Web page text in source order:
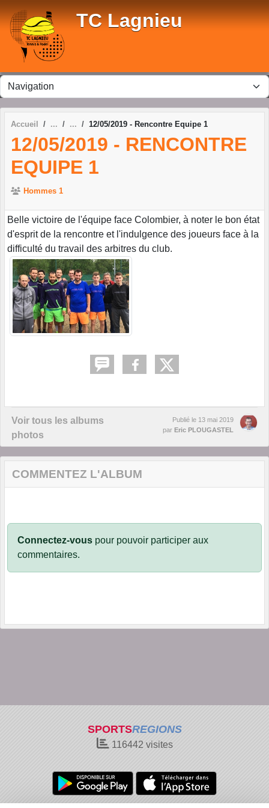
TC Lagnieu
Accueil 12/05/2019 - Rencontre Equipe 1
12/05/2019 - RENCONTRE
EQUIPE 1
Hommes 1
Belle victoire de l'équipe face Colombier, à noter le bon état
d'esprit de la rencontre et l'indulgence des joueurs face à la
difficulté du travail des arbitres du club.
Voir tous les albums
photos
Publié le 13 mai 2019
par Eric PLOUGASTEL
COMMENTEZ L'ALBUM
Connectez-vous pour pouvoir participer aux
commentaires.
SPORTSREGIONS
116442 visites